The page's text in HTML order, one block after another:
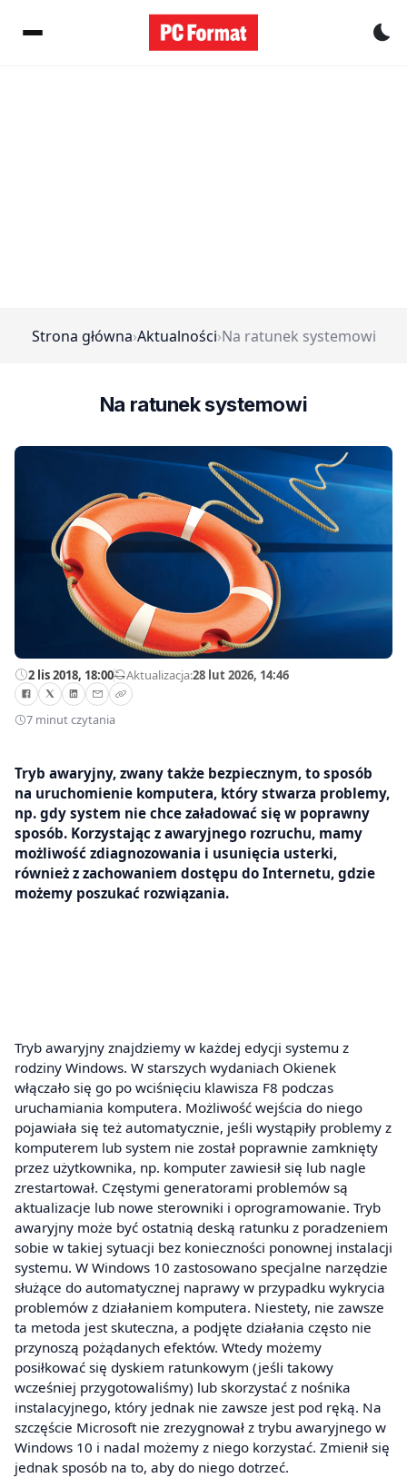
Strona główna›Aktualności›Na ratunek systemowi
Na ratunek systemowi
2 lis 2018, 18:00—Aktualizacja:28 lut 2026, 14:46
7 minut czytania
Tryb awaryjny, zwany także bezpiecznym, to sposób
na uruchomienie komputera, który stwarza problemy,
np. gdy system nie chce załadować się w poprawny
sposób. Korzystając z awaryjnego rozruchu, mamy
możliwość zdiagnozowania i usunięcia usterki,
również z zachowaniem dostępu do Internetu, gdzie
możemy poszukać rozwiązania.
Tryb awaryjny znajdziemy w każdej edycji systemu z
rodziny Windows. W starszych wydaniach Okienek
włączało się go po wciśnięciu klawisza F8 podczas
uruchamiania komputera. Możliwość wejścia do niego
pojawiała się też automatycznie, jeśli wystąpiły problemy z
komputerem lub system nie został poprawnie zamknięty
przez użytkownika, np. komputer zawiesił się lub nagle
zrestartował. Częstymi generatorami problemów są
aktualizacje lub nowe sterowniki i oprogramowanie. Tryb
awaryjny może być ostatnią deską ratunku z poradzeniem
sobie w takiej sytuacji bez konieczności ponownej instalacji
systemu. W Windows 10 zastosowano specjalne narzędzie
służące do automatycznej naprawy w przypadku wykrycia
problemów z działaniem komputera. Niestety, nie zawsze
ta metoda jest skuteczna, a podjęte działania często nie
przynoszą pożądanych efektów. Wtedy możemy
posiłkować się dyskiem ratunkowym (jeśli takowy
wcześniej przygotowaliśmy) lub skorzystać z nośnika
instalacyjnego, który jednak nie zawsze jest pod ręką. Na
szczęście Microsoft nie zrezygnował z trybu awaryjnego w
Windows 10 i nadal możemy z niego korzystać. Zmienił się
jednak sposób na to, aby do niego dotrzeć.